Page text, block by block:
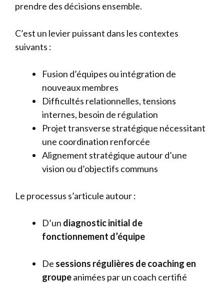
prendre des décisions ensemble.
C’est un levier puissant dans les contextes
suivants :
Fusion d’équipes ou intégration de
nouveaux membres
Difficultés relationnelles, tensions
internes, besoin de régulation
Projet transverse stratégique nécessitant
une coordination renforcée
Alignement stratégique autour d’une
vision ou d’objectifs communs
Le processus s’articule autour :
D’un diagnostic initial de
fonctionnement d’équipe
De sessions régulières de coaching en
groupeanimées par un coach certifié